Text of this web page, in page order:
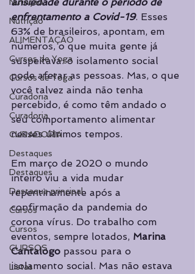
Nutrição
ALIMENTAÇÃO
Cursos de Yoga
Cursos de Yoga
Curadoria
Curadoria
CURADORIA
Destaques
Destaques
Destaque principal
Cursos
Cursos
CURSOS
Listas
enfrentamento a Covid-19. Esses
63% de brasileiros, apontam, em
números, o que muita gente já
suspeitava: o isolamento social
pode afetar as pessoas. Mas, o que
você talvez ainda não tenha
percebido, é como têm andado o
seu comportamento alimentar
nesses últimos tempos.
Em março de 2020 o mundo
inteiro viu a vida mudar
repentinamente após a
confirmação da pandemia do
corona vírus. Do trabalho com
eventos, sempre lotados, Marina
Cantalogo passou para o
isolamento social. Mas não estava